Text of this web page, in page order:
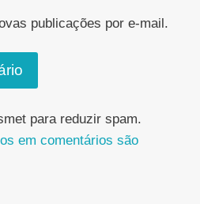
publicações por e-mail.
para reduzir spam.
em comentários são